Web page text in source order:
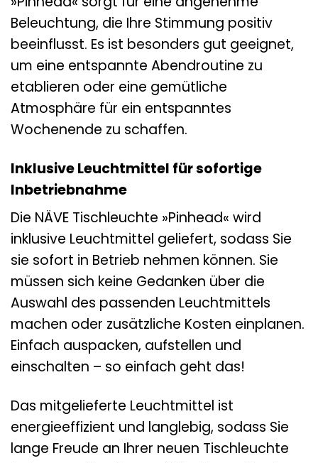
Beleuchtung, die Ihre Stimmung positiv
beeinflusst. Es ist besonders gut geeignet,
um eine entspannte Abendroutine zu
etablieren oder eine gemütliche
Atmosphäre für ein entspanntes
Wochenende zu schaffen.
Inklusive Leuchtmittel für sofortige
Inbetriebnahme
Die NÄVE Tischleuchte »Pinhead« wird
inklusive Leuchtmittel geliefert, sodass Sie
sie sofort in Betrieb nehmen können. Sie
müssen sich keine Gedanken über die
Auswahl des passenden Leuchtmittels
machen oder zusätzliche Kosten einplanen.
Einfach auspacken, aufstellen und
einschalten – so einfach geht das!
Das mitgelieferte Leuchtmittel ist
energieeffizient und langlebig, sodass Sie
lange Freude an Ihrer neuen Tischleuchte